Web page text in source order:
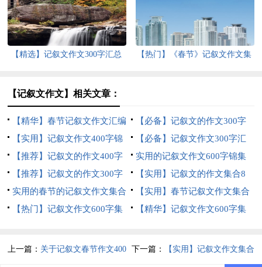
【精选】记叙文作文300字汇总
【热门】《春节》记叙文作文集
【记叙文作文】相关文章：
【精华】春节记叙文作文汇编
十篇
【必备】记叙文的作文300字
汇总5篇
【实用】记叙文作文400字锦
集七篇
【必备】记叙文作文300字汇
编八篇
【推荐】记叙文的作文400字
汇总十篇
实用的记叙文作文600字锦集
六篇
【推荐】记叙文的作文300字
集合7篇
【实用】记叙文的作文集合8
篇
实用的春节的记叙文作文集合
七篇
【实用】春节记叙文作文集合
九篇
【热门】记叙文作文600字集
【精华】记叙文作文600字集
上一篇： 关于记叙文春节作文400 下一篇： 【实用】记叙文作文集合